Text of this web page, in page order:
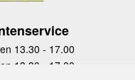
13.30 - 17.00
13.30 - 17.00